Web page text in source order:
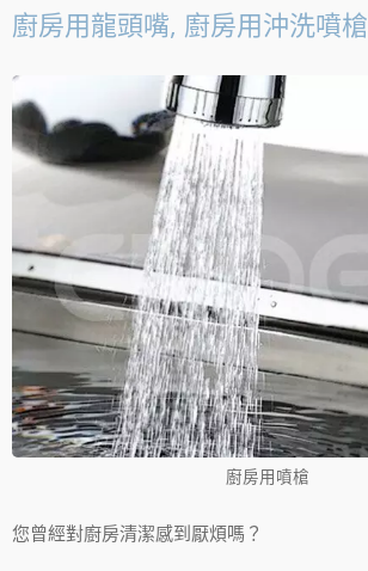
廚房用龍頭嘴, 廚房用沖洗噴槍
廚房用噴槍
您曾經對廚房清潔感到厭煩嗎？